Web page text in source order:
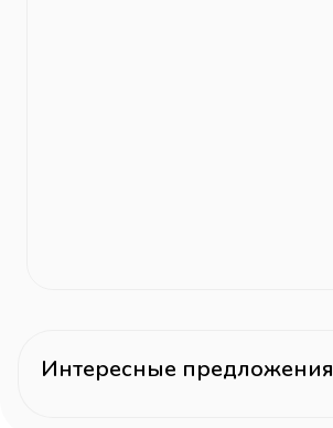
Интересные предложения